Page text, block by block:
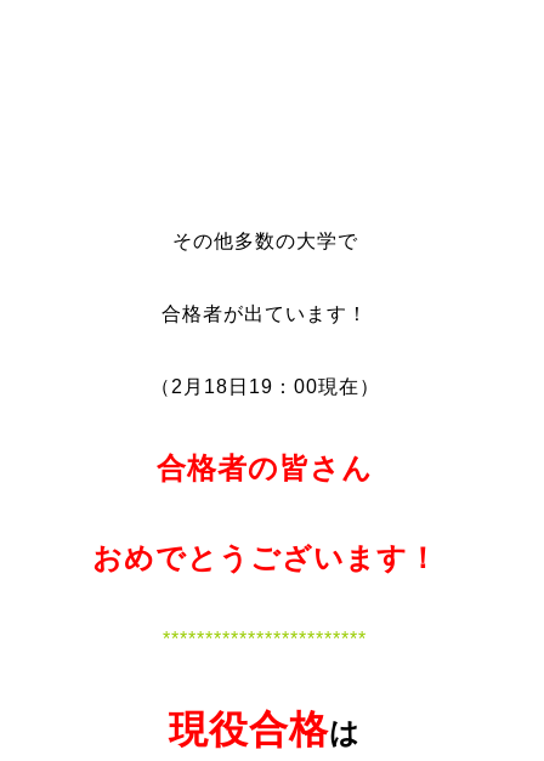
その他多数の大学で
合格者が出ています！
（2月18 日19：00現在）
合格者の皆さん
おめでとうございます！
************************
現役合格は